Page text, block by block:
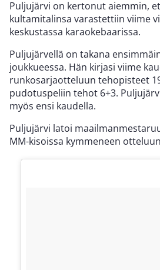
Puljujärvi on kertonut aiemmin,
kultamitalinsa varastettiin viime
keskustassa karaokebaarissa.
Puljujärvellä on takana
joukkueessa. Hän kirjasi viime
runkosarjaotteluun tehopisteet
pudotuspeliin tehot 6+3.
myös ensi kaudella.
Puljujärvi latoi
MM-kisoissa kymmeneen